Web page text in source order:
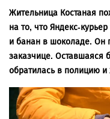
Жительница Костаная
на то, что Яндекс-
и банан в шоколаде. Он
заказчице. Оставшаяся
обратилась в полицию и